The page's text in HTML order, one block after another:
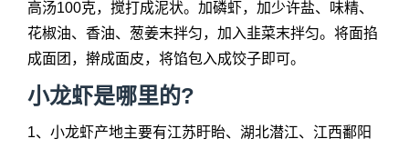
高汤100克，搅打成泥状。加磷虾，加少许盐、味精、
花椒油、香油、葱姜末拌匀，加入韭菜末拌匀。将面掐
成面团，擀成面皮，将馅包入成饺子即可。
小龙虾是哪里的?
1、小龙虾产地主要有江苏盱眙、湖北潜江、江西鄱阳